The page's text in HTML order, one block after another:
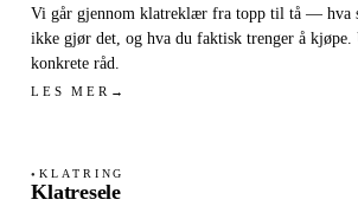
Vi går gjennom klatreklær fra topp til tå — hva
ikke gjør det, og hva du faktisk trenger å
konkrete råd.
LES MER →
● KLATRING
Klatresele